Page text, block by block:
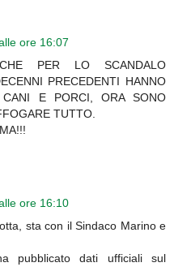
ore 16:07
PER LO SCANDALO
PRECEDENTI HANNO
CANI E PORCI, ORA SONO
TUTTO.
ore 16:10
sta con il Sindaco Marino e
pubblicato dati ufficiali sul